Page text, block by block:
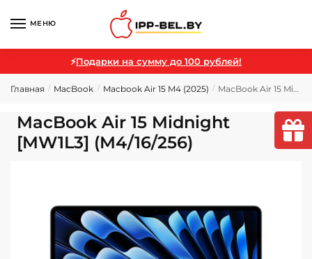
МЕНЮ
⚡Подарки на сумму до 100 рублей!
Главная / MacBook / Macbook Air 15 M4 (2025) / MacBook Air 15 Midnight [MW1L3] (M4/16/256)
MacBook Air 15 Midnight
[MW1L3] (M4/16/256)